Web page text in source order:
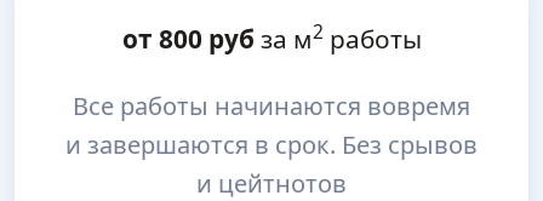
от 800руб за м2работы
Все работы начинаются вовремя
и завершаются в срок. Без срывов
и цейтнотов